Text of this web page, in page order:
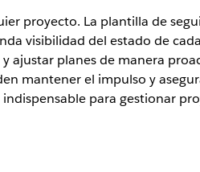
proyecto. La plantilla de
visibilidad del estado de
planes de manera
mantener el impulso y
para gestionar